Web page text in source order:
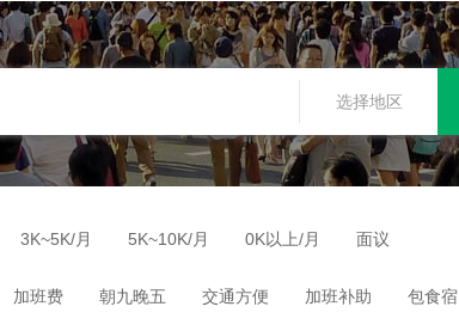
选择地区
3K~5K/月 5K~10K/月 0K以上/月 面议
加班费 朝九晚五 交通方便 加班补助 包食宿